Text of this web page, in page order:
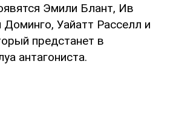
Эмили Блант, Ив
Уайатт Расселл и
предстанет в
антагониста.